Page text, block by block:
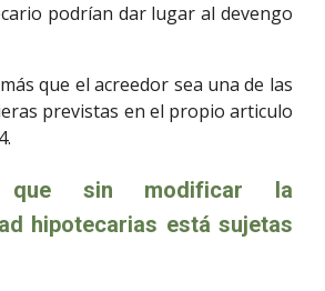
podrían dar lugar al devengo
que el acreedor sea una de las
previstas en el propio articulo
que sin modificar la
hipotecarias está sujetas